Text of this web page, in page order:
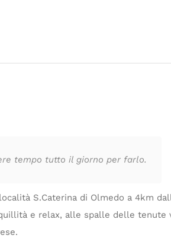
tempo tutto il giorno per farlo.
S.Caterina di Olmedo a 4km
e relax, alle spalle delle tenute